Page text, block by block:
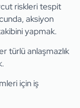
riskleri tespit
aksiyon
yapmak.
türlü anlaşmazlık
için iş